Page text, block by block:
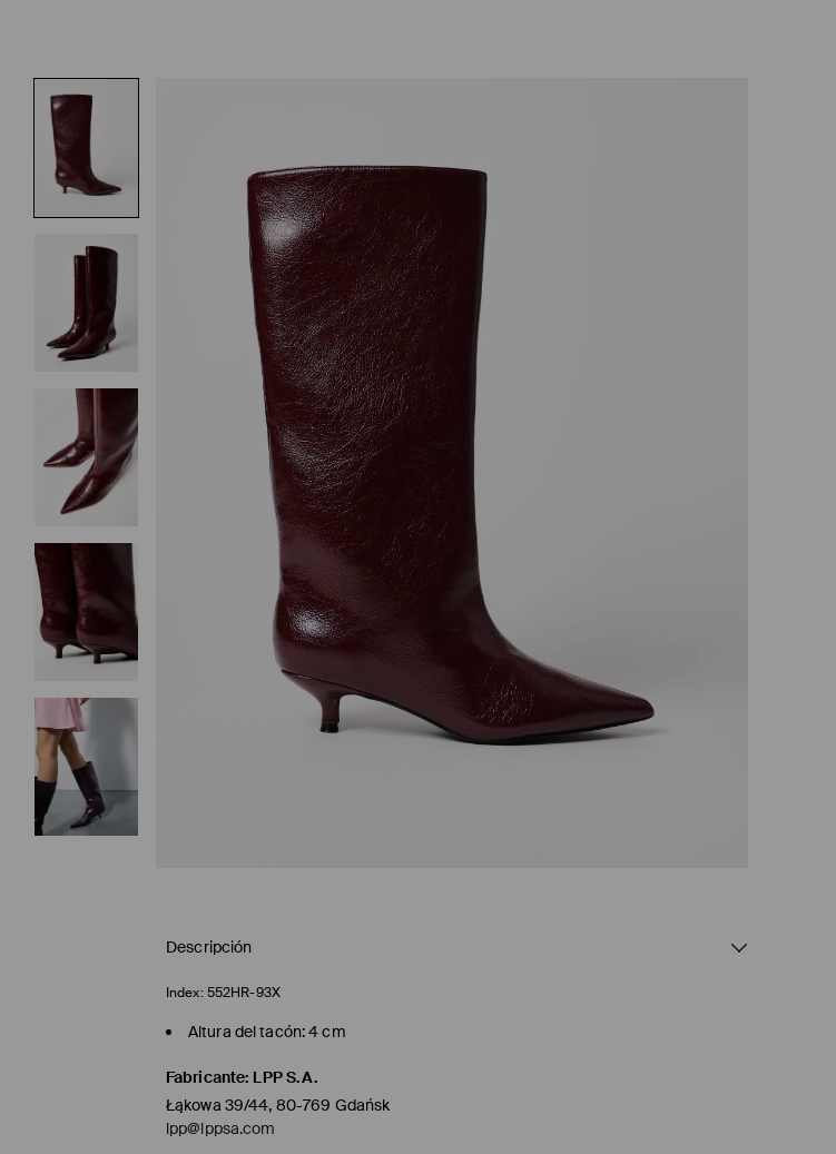
Descripción
Index: 552HR-93X
Altura del tacón: 4 cm
Fabricante: LPP S.A.
Łąkowa 39/44, 80-769 Gdańsk
lpp@lppsa.com